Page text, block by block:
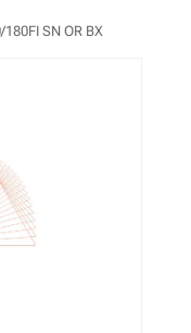
SN OR BX